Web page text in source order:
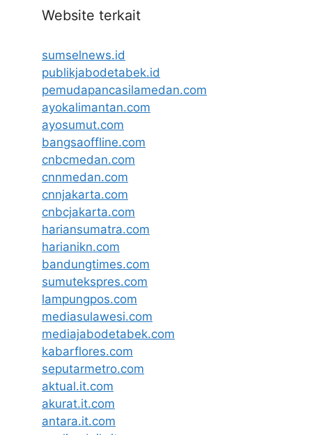
Website terkait
sumselnews.id
publikjabodetabek.id
pemudapancasilamedan.com
ayokalimantan.com
ayosumut.com
bangsaoffline.com
cnbcmedan.com
cnnmedan.com
cnnjakarta.com
cnbcjakarta.com
hariansumatra.com
harianikn.com
bandungtimes.com
sumutekspres.com
lampungpos.com
mediasulawesi.com
mediajabodetabek.com
kabarflores.com
seputarmetro.com
aktual.it.com
akurat.it.com
antara.it.com